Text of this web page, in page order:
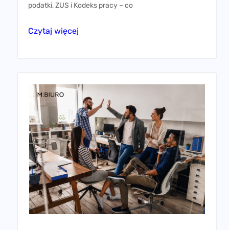
podatki, ZUS i Kodeks pracy – co
Czytaj więcej